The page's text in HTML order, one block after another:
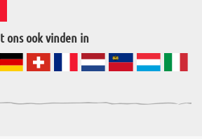
ons ook vinden in